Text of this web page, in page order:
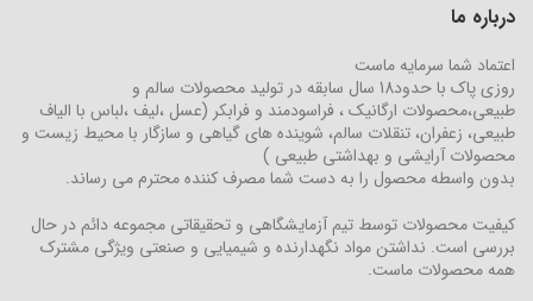
درباره ما
اعتماد شما سرمایه ماست
روزی پاک با حدود18 سال سابقه در تولید محصولات سالم و
طبیعی،محصولات ارگانیک ، فراسودمند و فرابکر (عسل ،لیف ،لباس با الیاف
طبیعی، زعفران، تنقلات سالم، شوینده های گیاهی و سازگار با محیط زیست و
محصولات آرایشی و بهداشتی طبیعی )
بدون واسطه محصول را به دست شما مصرف کننده محترم می رساند.
کیفیت محصولات توسط تیم آزمایشگاهی و تحقیقاتی مجموعه دائم در حال
بررسی است. نداشتن مواد نگهدارنده و شیمیایی و صنعتی ویژگی مشترک
همه محصولات ماست.